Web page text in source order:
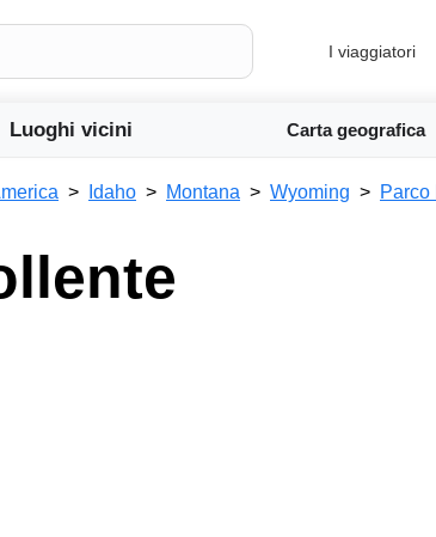
I viaggiatori
Luoghi vicini Carta geografica
Idaho Montana Wyoming